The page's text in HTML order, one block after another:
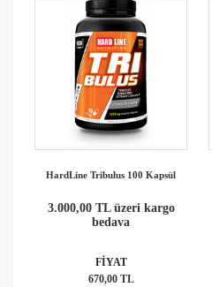
HardLine Tribulus 100 Kapsül
3.000,00 TL üzeri kargo
bedava
FİYAT
670,00 TL